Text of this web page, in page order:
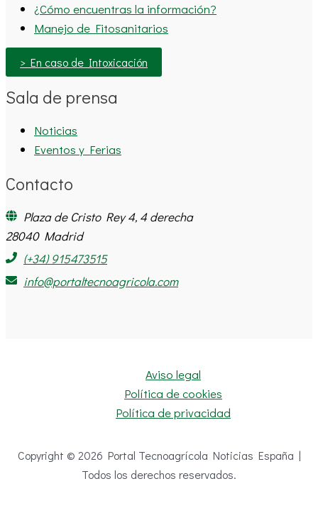
¿Cómo encuentras la información?
Manejo de Fitosanitarios
> En caso de Intoxicación
Sala de prensa
Noticias
Eventos y Ferias
Contacto
Plaza de Cristo Rey 4, 4 derecha
28040 Madrid
(+34) 915473515
info@portaltecnoagricola.com
Aviso legal
Política de cookies
Política de privacidad
Copyright © 2026 Portal Tecnoagrícola Noticias España |
Todos los derechos reservados.